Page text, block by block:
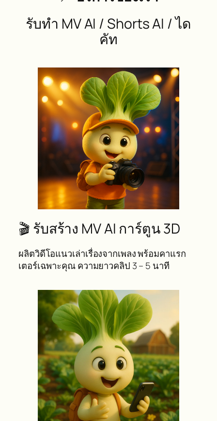
บริการของเรา
รับทำ MV AI / Shorts AI / ได
คัท
🎬 รับสร้าง MV AI การ์ตูน 3D
ผลิตวิดีโอแนวเล่าเรื่องจากเพลง พร้อมคาแรก
เตอร์เฉพาะคุณ ความยาวคลิป 3 – 5 นาที